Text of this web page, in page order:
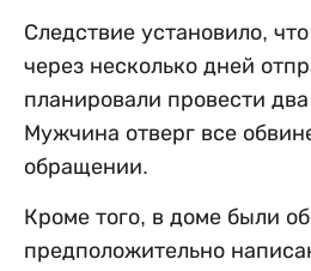
Следствие установило,
через несколько дней
планировали провести
Мужчина отверг все
обращении.
Кроме того, в доме были
предположительно